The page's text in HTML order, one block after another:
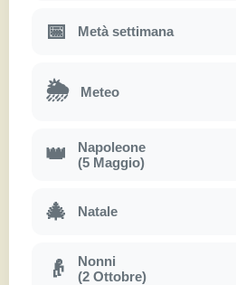
📅 Metà settimana
🌦 Meteo
👑
Napoleone
(5 Maggio)
🎄 Natale
👴
Nonni
(2 Ottobre)